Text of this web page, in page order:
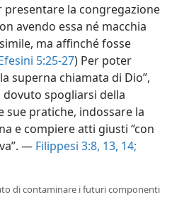
presentare la congregazione
avendo essa né macchia
ma affinché fosse
5:25-27) Per poter
superna chiamata di Dio”,
spogliarsi della
sue pratiche, indossare la
e compiere atti giusti “con
— Filippesi 3:8, 13, 14;
di contaminare i futuri componenti